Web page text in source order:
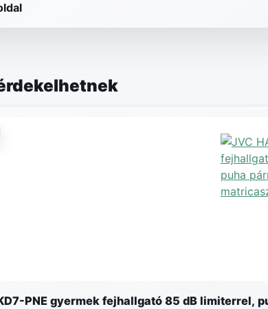
érdekelhetnek
PNE gyermek fejhallgató 85 dB limiterrel,